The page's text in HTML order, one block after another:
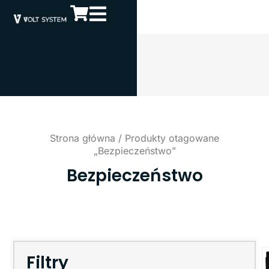
Strona główna / Produkty otagowane
„Bezpieczeństwo”
Bezpieczeństwo
Filtry